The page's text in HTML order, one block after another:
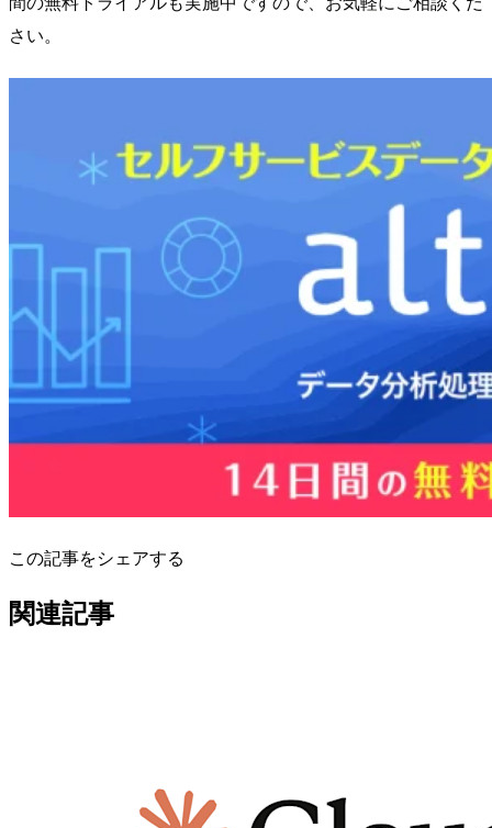
さい。
この記事をシェアする
関連記事